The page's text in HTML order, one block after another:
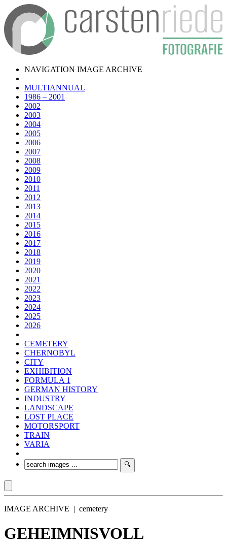
NAVIGATION IMAGE ARCHIVE
MULTIANNUAL
1986 – 2001
2002
2003
2004
2005
2006
2007
2008
2009
2010
2011
2012
2013
2014
2015
2016
2017
2018
2019
2020
2021
2022
2023
2024
2025
2026
CEMETERY
CHERNOBYL
CITY
EXHIBITION
FORMULA 1
GERMAN HISTORY
INDUSTRY
LANDSCAPE
LOST PLACE
MOTORSPORT
TRAIN
VARIA
IMAGE ARCHIVE | cemetery
GEHEIMNISVOLL